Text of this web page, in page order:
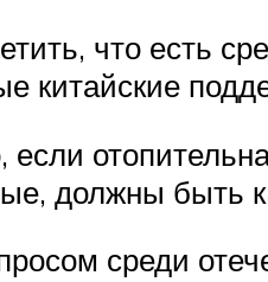
что есть
китайские
если
должны быть
среди